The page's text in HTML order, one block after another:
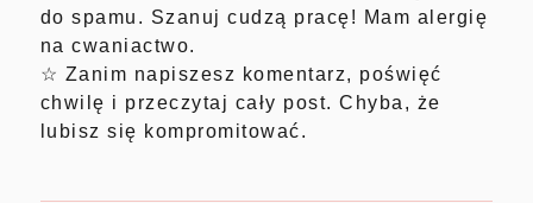
do spamu. Szanuj cudzą pracę! Mam alergię
na cwaniactwo.
☆ Zanim napiszesz komentarz, poświęć
chwilę i przeczytaj cały post. Chyba, że
lubisz się kompromitować.